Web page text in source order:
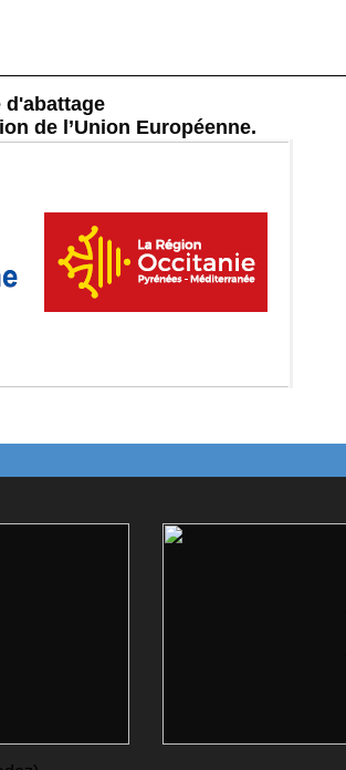
d'abattage
de l’Union Européenne.